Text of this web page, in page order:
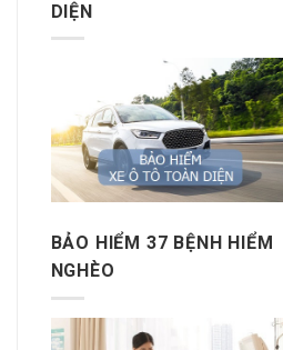
DIỆN
BẢO HIỂM 37 BỆNH HIỂM
NGHÈO